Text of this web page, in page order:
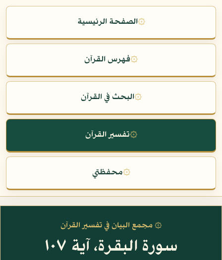
۞الصفحة الرئيسية
۞فهرس القرآن
۞البحث في القرآن
۞تفسير القرآن
۞محفظتي
۞ مجمع البيان في تفسير القرآن
سورة البقرة، آية ١٠٧